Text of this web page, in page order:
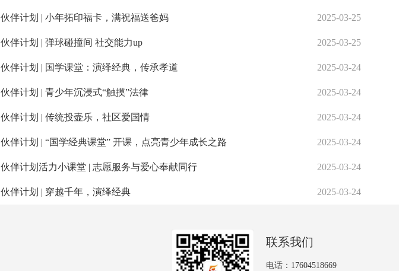
2025-03-25
伙伴计划 | 小年拓印福卡，满祝福送爸妈
2025-03-25
伙伴计划 | 弹球碰撞间 社交能力up
2025-03-24
伙伴计划 | 国学课堂：演绎经典，传承孝道
2025-03-24
伙伴计划 | 青少年沉浸式“触摸”法律
2025-03-24
伙伴计划 | 传统投壶乐，社区爱国情
2025-03-24
伙伴计划 | “国学经典课堂” 开课，点亮青少年成长之路
2025-03-24
伙伴计划活力小课堂 | 志愿服务与爱心奉献同行
2025-03-24
伙伴计划 | 穿越千年，演绎经典
联系我们
电话：17604518669